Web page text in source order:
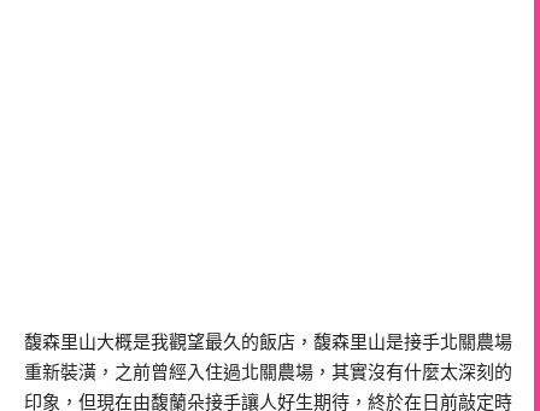
馥森里山大概是我觀望最久的飯店，馥森里山是接手北關農場
重新裝潢，之前曾經入住過北關農場，其實沒有什麼太深刻的
印象，但現在由馥蘭朵接手讓人好生期待，終於在日前敲定時